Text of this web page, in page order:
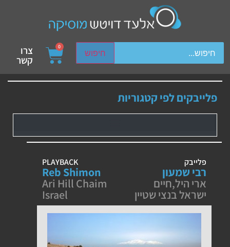
חיפוש
device users, explore by touch or with swipe gestures.
0 צרו
קשר
פלייבקים לפי קטגוריות
פלייבק
רבי שמעון
ארי היל,חיים
ישראל בנצי שטיין
PLAYBACK
Reb Shimon
Ari Hill Chaim
Israel